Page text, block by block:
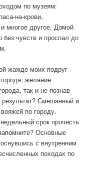
по музеям:
на-крови,
многое другое. Домой
чувств и проспал до
жажде моих подруг
желание
так и не познав
результат? Смешанный и
по городу.
срок прочесть
Основные
с внутренним
походах по